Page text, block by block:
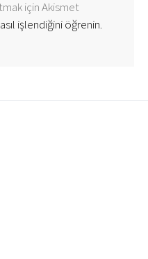
için Akismet
işlendiğini öğrenin.